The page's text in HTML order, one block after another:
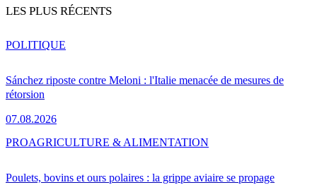
LES PLUS RÉCENTS
Sánchez riposte contre Meloni : l'Italie menacée de mesures de
rétorsion
07.08.2026
POLITIQUE
Poulets, bovins et ours polaires : la grippe aviaire se propage
PROAGRICULTURE & ALIMENTATION